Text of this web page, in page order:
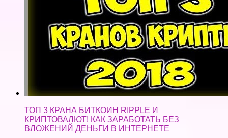
ТОП 3 КРАНА БИТКОИН RIPPLE И
КРИПТОВАЛЮТ! КАК ЗАРАБОТАТЬ БЕЗ
ВЛОЖЕНИЙ ДЕНЬГИ В ИНТЕРНЕТЕ